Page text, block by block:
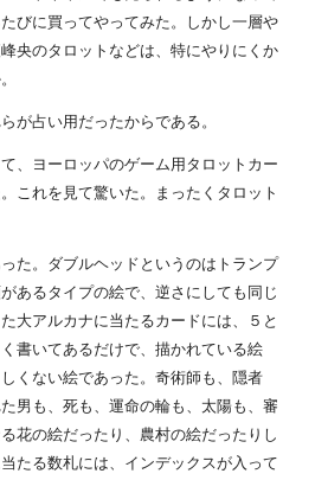
びに買ってやってみた。しかし一層や
央のタロットなどは、特にやりにくか
が占い用だったからである。
、ヨーロッパのゲーム用タロットカー
これを見て驚いた。まったくタロット
た。ダブルヘッドというのはトランプ
あるタイプの絵で、逆さにしても同じ
大アルカナに当たるカードには、５と
書いてあるだけで、描かれている絵
くない絵であった。奇術師も、隠者
男も、死も、運命の輪も、太陽も、審
花の絵だったり、農村の絵だったりし
たる数札には、インデックスが入って